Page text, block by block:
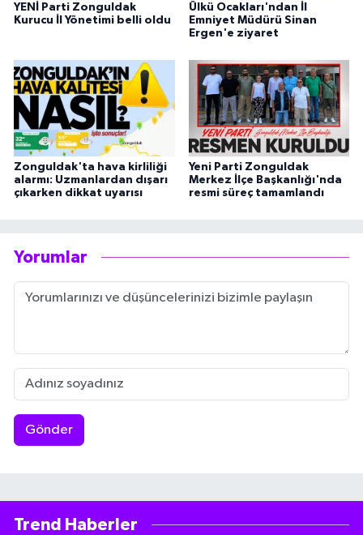
YENİ Parti Zonguldak
Kurucu İl Yönetimi belli oldu
Ülkü Ocakları'ndan İl
Emniyet Müdürü Sinan
Ergen'e ziyaret
Zonguldak'ta hava kirliliği
alarmı: Uzmanlardan dışarı
çıkarken dikkat uyarısı
Yeni Parti Zonguldak
Merkez İlçe Başkanlığı'nda
resmi süreç tamamlandı
Yorumlar
Gönder
Trend Haberler